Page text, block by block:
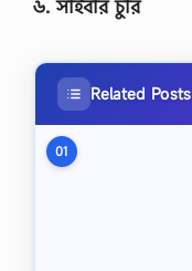
৬. সাইবার চুরি
Related Posts
01